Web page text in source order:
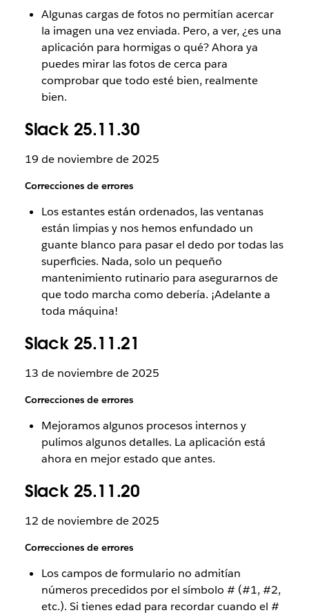
Algunas cargas de fotos no permitían acercar
la imagen una vez enviada. Pero, a ver, ¿es una
aplicación para hormigas o qué? Ahora ya
puedes mirar las fotos de cerca para
comprobar que todo esté bien, realmente
bien.
Slack 25.11.30
19 de noviembre de 2025
Correcciones de errores
Los estantes están ordenados, las ventanas
están limpias y nos hemos enfundado un
guante blanco para pasar el dedo por todas las
superficies. Nada, solo un pequeño
mantenimiento rutinario para asegurarnos de
que todo marcha como debería. ¡Adelante a
toda máquina!
Slack 25.11.21
13 de noviembre de 2025
Correcciones de errores
Mejoramos algunos procesos internos y
pulimos algunos detalles. La aplicación está
ahora en mejor estado que antes.
Slack 25.11.20
12 de noviembre de 2025
Correcciones de errores
Los campos de formulario no admitían
números precedidos por el símbolo # (#1, #2,
etc.). Si tienes edad para recordar cuando el #